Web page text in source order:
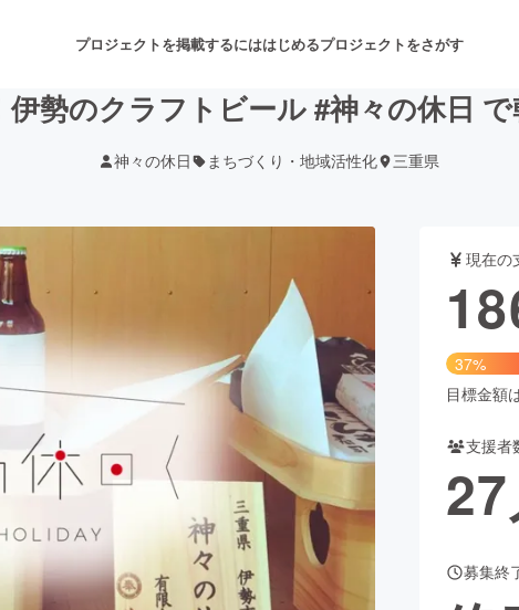
プロジェクトを掲載するにははじめるプロジェクトをさがす
舞台・パフォーマンス
ゲーム・サービス開発 フード・飲食店
書籍・雑誌出版 アニメ・漫画
チャレンジ ビューティー・ヘルスケ
CAMPFIRE for Social Good
CAMPFIRE Creation
伊勢のクラフトビール #神々の休日 で
神々の休日 まちづくり・地域活性化 三重県
現在の
37%
目標金額
支援者
27
募集終